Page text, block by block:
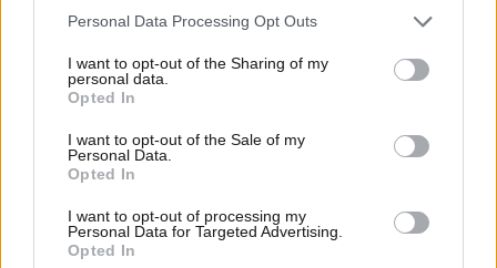
Please note that this website/app uses one or more Google
not limited to your visit or usage behaviour. You may click to
grant or deny consent to Google and its third-party tags to
use your data for below specified purposes in below Google
consent section.
Personal Data Processing Opt Outs
I want to opt-out of the Sharing of my
personal data.
Opted In
I want to opt-out of the Sale of my
Personal Data.
Opted In
I want to opt-out of processing my
Personal Data for Targeted Advertising.
Opted In